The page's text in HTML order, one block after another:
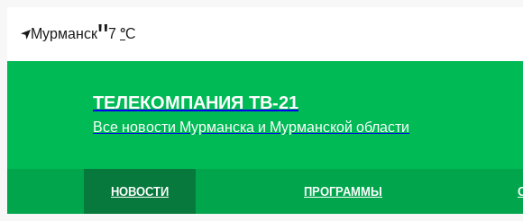
Мурманск"7 °C
ТЕЛЕКОМПАНИЯ ТВ-21
Все новости Мурманска и Мурманской области
НОВОСТИ ПРОГРАММЫ